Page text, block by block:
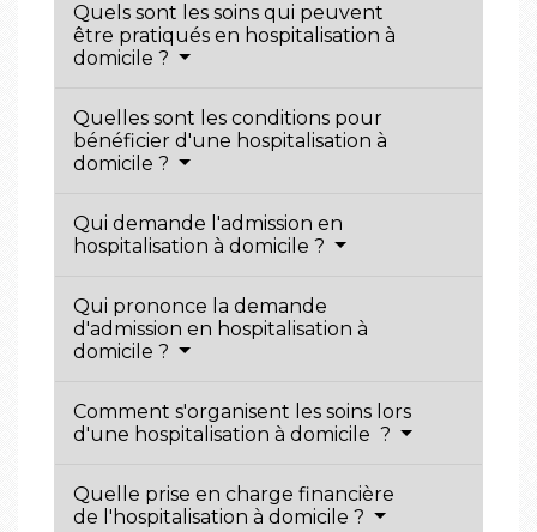
Quels sont les soins qui peuvent
être pratiqués en hospitalisation à
domicile ?
Quelles sont les conditions pour
bénéficier d'une hospitalisation à
domicile ?
Qui demande l'admission en
hospitalisation à domicile ?
Qui prononce la demande
d'admission en hospitalisation à
domicile ?
Comment s'organisent les soins lors
d'une hospitalisation à domicile ?
Quelle prise en charge financière
de l'hospitalisation à domicile ?